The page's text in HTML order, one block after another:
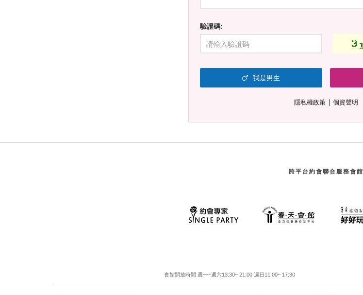
驗證碼:
我是男生
隱私權政策∣ 個資聲明
跨平台約會聯合服務會館
會館開放時間 週一~週六13:30~ 21:00 週日11:00~ 17:30